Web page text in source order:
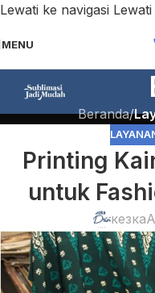
Lewati ke navigasi
MENU
Beranda/
Printing
untuk
кезка